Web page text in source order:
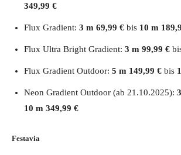
349,99 €
Flux Gradient: 3 m 69,99 € bis 10 m
Flux Ultra Bright Gradient: 3 m 99,99 €
Flux Gradient Outdoor: 5 m 149,99 € bis
Neon Gradient Outdoor (ab 21.10.2025):
10 m 349,99 €
Festavia